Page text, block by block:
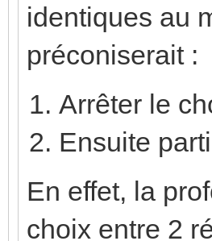
identiques au
préconiserait :
Arrêter le
Ensuite
En effet, la
choix entre 2